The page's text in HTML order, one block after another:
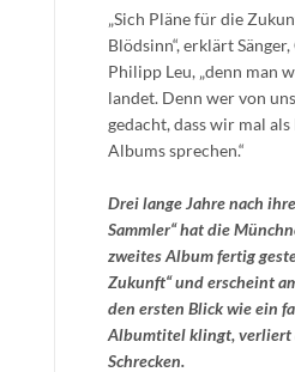
„Sich Pläne für die
Blödsinn“, erklärt
Philipp Leu, „denn man
landet. Denn wer von
gedacht, dass wir mal
Albums sprechen.“
Drei lange Jahre nach
Sammler“ hat die
zweites Album fertig
Zukunft“ und erscheint
den ersten Blick wie ein
Albumtitel klingt, verliert
Schrecken.